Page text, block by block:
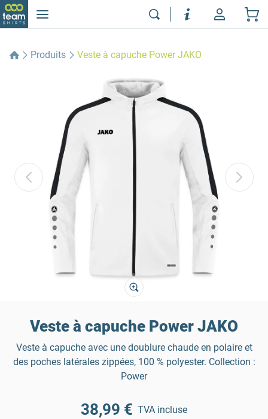
Produits Veste à capuche Power JAKO
Veste à capuche Power JAKO
Veste à capuche avec une doublure chaude en polaire et
des poches latérales zippées, 100 % polyester. Collection :
Power
38,99 € TVA incluse